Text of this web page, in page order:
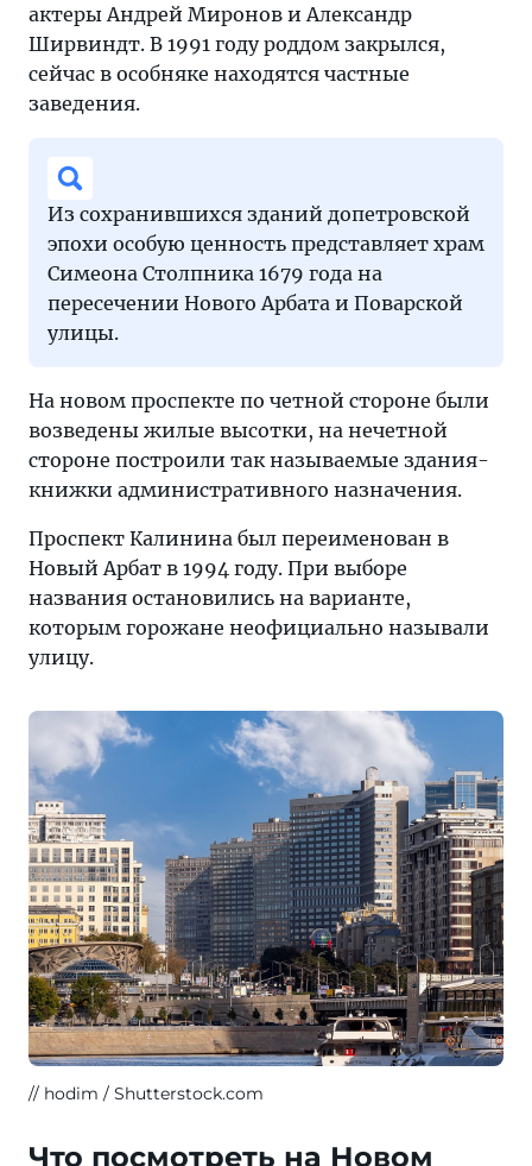
актеры Андрей Миронов и Александр
Ширвиндт. В 1991 году роддом закрылся,
сейчас в особняке находятся частные
заведения.
Из сохранившихся зданий допетровской
эпохи особую ценность представляет храм
Симеона Столпника 1679 года на
пересечении Нового Арбата и Поварской
улицы.
На новом проспекте по четной стороне были
возведены жилые высотки, на нечетной
стороне построили так называемые здания-
книжки административного назначения.
Проспект Калинина был переименован в
Новый Арбат в 1994 году. При выборе
названия остановились на варианте,
которым горожане неофициально называли
улицу.
hodim / Shutterstock.com
Что посмотреть на Новом